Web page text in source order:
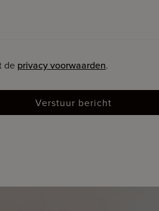
de privacy voorwaarden.
Verstuur bericht